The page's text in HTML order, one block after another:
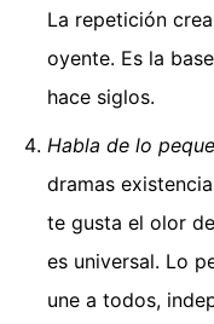
La repetición
oyente. Es la
hace siglos.
Habla de lo
dramas
te gusta el olor
es universal. Lo
une a todos,